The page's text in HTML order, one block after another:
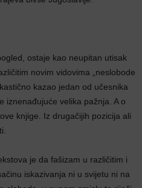
ostaje kao neupitan utisak
novim vidovima „neslobode
kazao jedan od učesnika
iznenađujuće velika pažnja. A o
knjige. Iz drugačijih pozicija ali
je da fašizam u različitim i
iskazivanja ni u svijetu ni na